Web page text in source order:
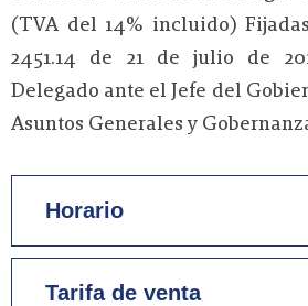
(TVA del 14% incluido)
2451.14 de 21 de julio de
Delegado ante el Jefe del
Asuntos Generales y
Horario
Tarifa de venta